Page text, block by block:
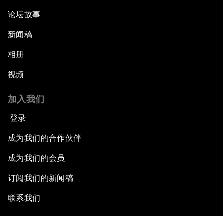
论坛故事
新闻稿
相册
视频
加入我们
登录
成为我们的合作伙伴
成为我们的会员
订阅我们的新闻稿
联系我们